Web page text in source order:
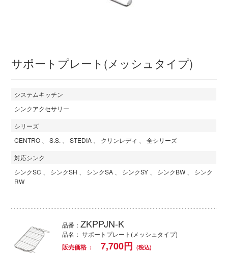
サポートプレート(メッシュタイプ)
システムキッチン
シンクアクセサリー
シリーズ
CENTRO
S.S. STEDIA クリンレディ 全シリーズ
対応シンク
シンクSC
シンクSH シンクSA シンクSY シンクBW
シンク
RW
品番：ZKPPJN-K
品名： サポートプレート(メッシュタイプ)
販売価格
7,700円